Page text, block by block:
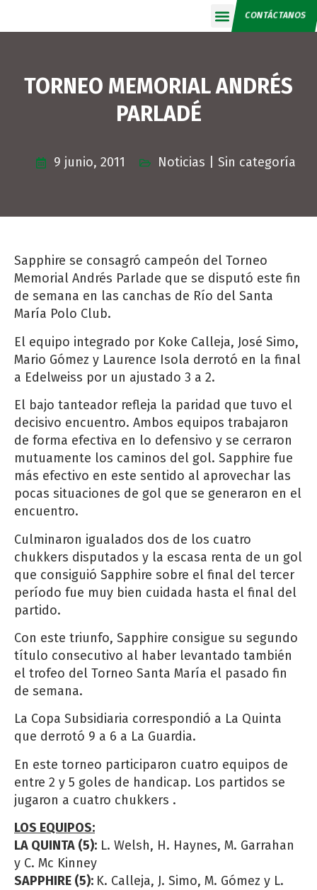
CONTÁCTANOS
TORNEO MEMORIAL ANDRÉS
PARLADÉ
9 junio, 2011 Noticias Sin categoría
Sapphire se consagró campeón del Torneo
Memorial Andrés Parlade que se disputó este fin
de semana en las canchas de Río del Santa
María Polo Club.
El equipo integrado por Koke Calleja, José Simo,
Mario Gómez y Laurence Isola derrotó en la final
a Edelweiss por un ajustado 3 a 2.
El bajo tanteador refleja la paridad que tuvo el
decisivo encuentro. Ambos equipos trabajaron
de forma efectiva en lo defensivo y se cerraron
mutuamente los caminos del gol. Sapphire fue
más efectivo en este sentido al aprovechar las
pocas situaciones de gol que se generaron en el
encuentro.
Culminaron igualados dos de los cuatro
chukkers disputados y la escasa renta de un gol
que consiguió Sapphire sobre el final del tercer
período fue muy bien cuidada hasta el final del
partido.
Con este triunfo, Sapphire consigue su segundo
título consecutivo al haber levantado también
el trofeo del Torneo Santa María el pasado fin
de semana.
La Copa Subsidiaria correspondió a La Quinta
que derrotó 9 a 6 a La Guardia.
En este torneo participaron cuatro equipos de
entre 2 y 5 goles de handicap. Los partidos se
jugaron a cuatro chukkers .
LOS EQUIPOS:
LA QUINTA (5): L. Welsh, H. Haynes, M. Garrahan
y C. Mc Kinney
SAPPHIRE (5): K. Calleja, J. Simo, M. Gómez y L.